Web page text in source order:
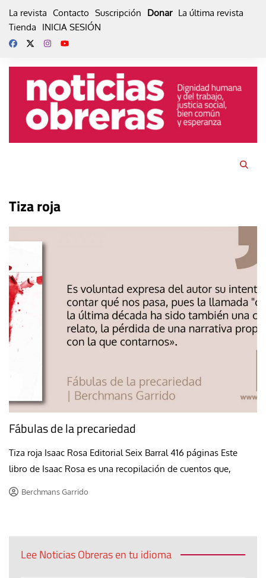
La revista Contacto Suscripción Donar La última revista
Tienda
INICIA SESIÓN
Tiza roja
Fábulas de la precariedad
Tiza roja Isaac Rosa Editorial Seix Barral 416 páginas Este
libro de Isaac Rosa es una recopilación de cuentos que,
Berchmans Garrido
Lee Noticias Obreras en tu idioma